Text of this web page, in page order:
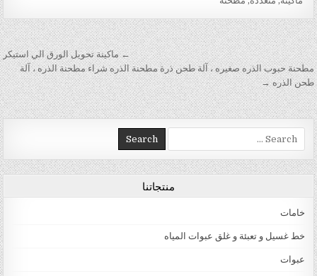
تصفّح المقالات
← ماكينة تحويل الورق الي استيكر
مطحنة حبوب الذره صغيره ، آلة طحن ذرة مطحنة الذره شراء مطحنة الذره ، آلة
طحن الذره →
Search for:
منتجاتنا
خامات
خط غسيل و تعبئة و غلق عبوات المياه
عبوات